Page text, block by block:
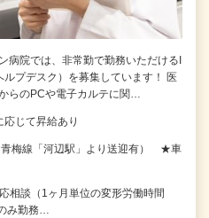
病院では、非常勤で勤務いただけるI
プデスク）を募集しています！ 医
らのPCや電子カルテに関…
じて昇給あり
青梅線「河辺駅」より送迎有） ★車
相談（1ヶ月単位の変形労働時間
み勤務…